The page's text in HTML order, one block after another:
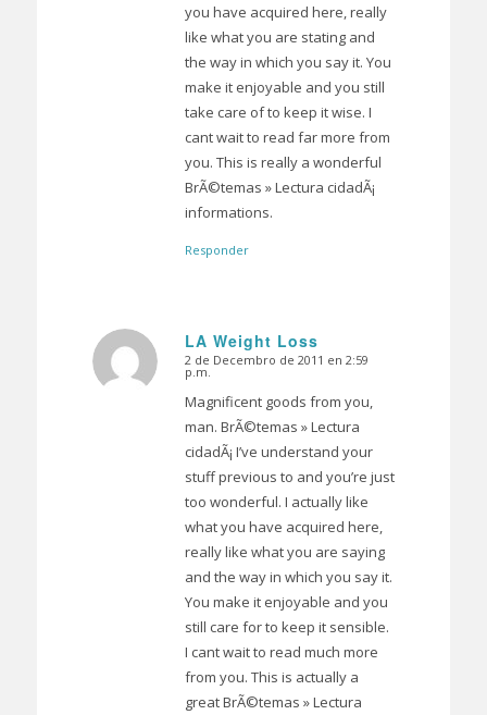
you have acquired here, really
like what you are stating and
the way in which you say it. You
make it enjoyable and you still
take care of to keep it wise. I
cant wait to read far more from
you. This is really a wonderful
BrÃ©temas » Lectura cidadÃ¡
informations.
Responder
LA Weight Loss
Dice:
2 de Decembro de 2011 en 2:59
p.m.
Magnificent goods from you,
man. BrÃ©temas » Lectura
cidadÃ¡ I’ve understand your
stuff previous to and you’re just
too wonderful. I actually like
what you have acquired here,
really like what you are saying
and the way in which you say it.
You make it enjoyable and you
still care for to keep it sensible.
I cant wait to read much more
from you. This is actually a
great BrÃ©temas » Lectura